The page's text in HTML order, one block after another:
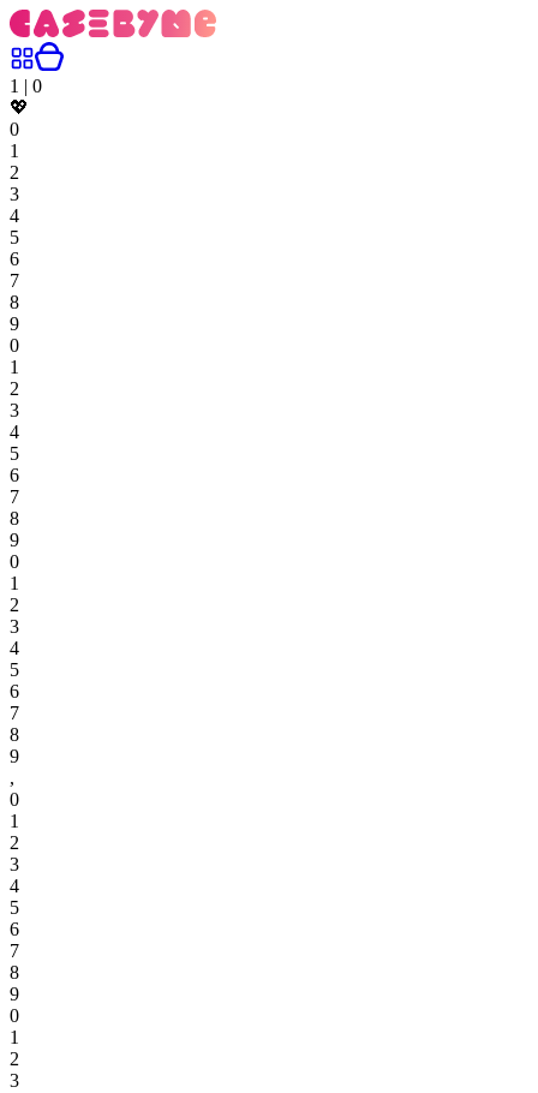
1 | 0
💖
0
1
2
3
4
5
6
7
8
9
0
1
2
3
4
5
6
7
8
9
0
1
2
3
4
5
6
7
8
9
,
0
1
2
3
4
5
6
7
8
9
0
1
2
3